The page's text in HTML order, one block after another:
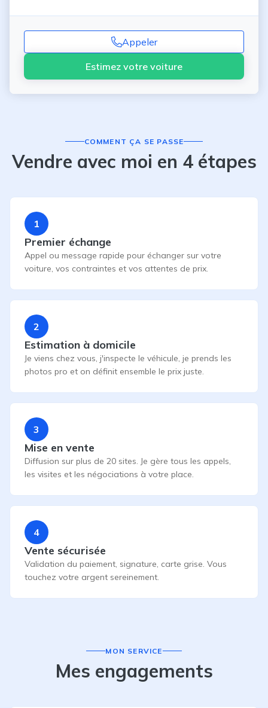
Appeler
Estimez votre voiture
COMMENT ÇA SE PASSE
Vendre avec moi en 4 étapes
1
Premier échange
Appel ou message rapide pour échanger sur votre
voiture, vos contraintes et vos attentes de prix.
2
Estimation à domicile
Je viens chez vous, j'inspecte le véhicule, je prends les
photos pro et on définit ensemble le prix juste.
3
Mise en vente
Diffusion sur plus de 20 sites. Je gère tous les appels,
les visites et les négociations à votre place.
4
Vente sécurisée
Validation du paiement, signature, carte grise. Vous
touchez votre argent sereinement.
MON SERVICE
Mes engagements